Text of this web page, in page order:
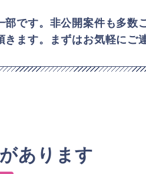
です。非公開案件も多数
ます。まずはお気軽にご
あります